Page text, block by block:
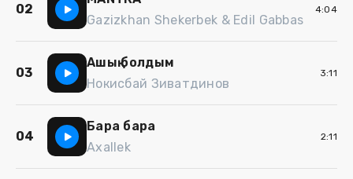
02
Gazizkhan Shekerbek & Edil Gabbas
4:04
03
Ашық болдым
Нокисбай Зиватдинов
3:11
04
Бара бара
Axallek
2:11